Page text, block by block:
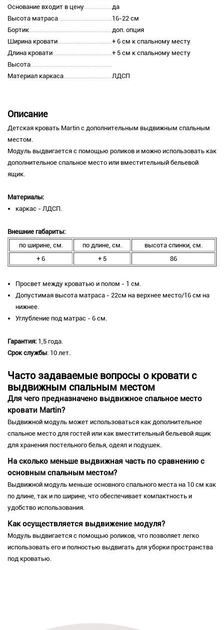
Основание входит в цену
да
Высота матраса
16-22 см
Бортик
доп. опция
Ширина кровати
+ 6 см к спальному месту
Длина кровати
+ 5 см к спальному месту
Высота
Материал каркаса
ЛДСП
Описание
Детская кровать Martin с дополнительным выдвижным спальным
местом.
Модуль выдвигается с помощью роликов и можно использовать как
дополнительное спальное место или вместительный бельевой
ящик.
Материалы:
каркас - ЛДСП.
Внешние габариты:
по ширине, см.
по длине, см.
высота спинки, см.
+ 6
+ 5 86
Просвет между кроватью и полом - 1 см.
Допустимая высота матраса - 22см на верхнее место/16 см на
нижнее.
Углубление под матрас - 6 см.
Гарантия: 1,5 года.
Срок службы: 10 лет.
Часто задаваемые вопросы о кровати с
выдвижным спальным местом
Для чего предназначено выдвижное спальное место
кровати Martin?
Выдвижной модуль может использоваться как дополнительное
спальное место для гостей или как вместительный бельевой ящик
для хранения постельного белья, одеял и подушек.
На сколько меньше выдвижная часть по сравнению с
основным спальным местом?
Выдвижной модуль меньше основного спального места на 10 см как
по длине, так и по ширине, что обеспечивает компактность и
удобство использования.
Как осуществляется выдвижение модуля?
Модуль выдвигается с помощью роликов, что позволяет легко
использовать его и полностью выдвигать для уборки пространства
под кроватью.